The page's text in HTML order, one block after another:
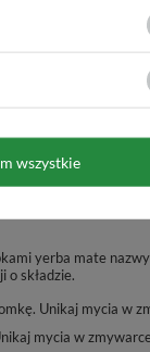
yerba mate
o składzie.
Unikaj mycia w
mycia w
wszystkie